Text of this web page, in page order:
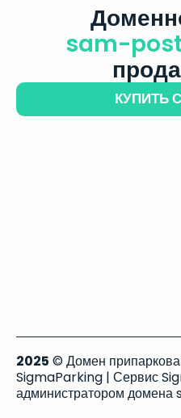
sam-
КУПИТЬ
2025 © Домен
SigmaParking | Сервис
администратором